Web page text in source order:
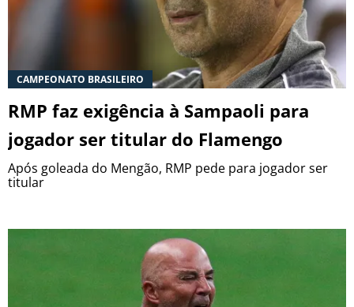
CAMPEONATO BRASILEIRO
RMP faz exigência à Sampaoli para
jogador ser titular do Flamengo
Após goleada do Mengão, RMP pede para jogador ser
titular